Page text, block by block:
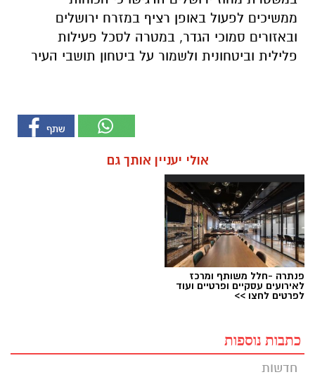
ממשיכים לפעול באופן רציף במזרח ירושלים
ובאזורים סמוכי הגדר, במטרה לסכל פעילות
פלילית וביטחונית ולשמור על ביטחון תושבי העיר
אולי יעניין אותך גם
פנתרה -חלל משותף ומרכז
לאירועים עסקיים ופרטיים ועוד
לפרטים לחצו >>
כתבות נוספות
חדשות